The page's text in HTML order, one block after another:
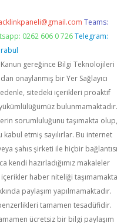
Teams:
0262 606 0 726 Telegram:
Kanun gereğince Bilgi Teknolojileri
onaylanmış bir Yer Sağlayıcı
sitedeki içerikleri proaktif
bulunmamaktadır.
sorumluluğunu taşımakta olup,
etmiş sayılırlar. Bu internet
şahıs şirketi ile hiçbir bağlantısı
kendi hazırladığımız makaleler
haber niteliği taşımamakta
paylaşım yapılmamaktadır.
tamamen tesadüfidir.
ücretsiz bir bilgi paylaşım